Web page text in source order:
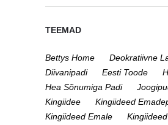
TEEMAD
Bettys Home
Deokratiivne
Diivanipadi
Eesti Toode
Hea Sõnumiga Padi
Kingiidee
Kingiideed
Kingiideed Emale